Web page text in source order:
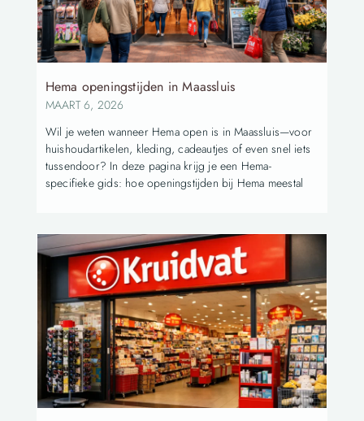
Hema openingstijden in Maassluis
MAART 6, 2026
Wil je weten wanneer Hema open is in Maassluis—voor
huishoudartikelen, kleding, cadeautjes of even snel iets
tussendoor? In deze pagina krijg je een Hema-
specifieke gids: hoe openingstijden bij Hema meestal